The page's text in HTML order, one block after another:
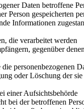
Daten betroffene
Person gespeicherten
Informationen
die verarbeitet werden
gegenüber
personenbezogenen
oder Löschung der
einer Aufsichtsbehörde
bei der betroffenen